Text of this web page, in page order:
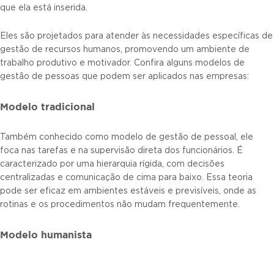
que ela está inserida.
Eles são projetados para atender às necessidades específicas de
gestão de recursos humanos, promovendo um ambiente de
trabalho produtivo e motivador. Confira alguns modelos de
gestão de pessoas que podem ser aplicados nas empresas:
Modelo tradicional
Também conhecido como modelo de gestão de pessoal, ele
foca nas tarefas e na supervisão direta dos funcionários. É
caracterizado por uma hierarquia rígida, com decisões
centralizadas e comunicação de cima para baixo. Essa teoria
pode ser eficaz em ambientes estáveis e previsíveis, onde as
rotinas e os procedimentos não mudam frequentemente.
Modelo humanista